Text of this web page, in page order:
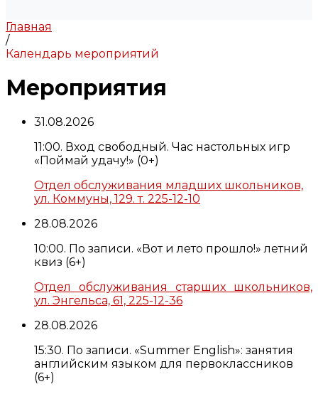
Главная
/
Календарь мероприятий
Мероприятия
31.08.2026
11:00. Вход свободный. Час настольных игр
«Поймай удачу!» (0+)
Отдел обслуживания младших школьников,
ул. Коммуны, 129. т. 225-12-10
28.08.2026
10:00. По записи. «Вот и лето прошло!» летний
квиз (6+)
Отдел обслуживания старших школьников,
ул. Энгельса, 61, 225-12-36
28.08.2026
15:30. По записи. «Summer English»: занятия
английским языком для первоклассников
(6+)